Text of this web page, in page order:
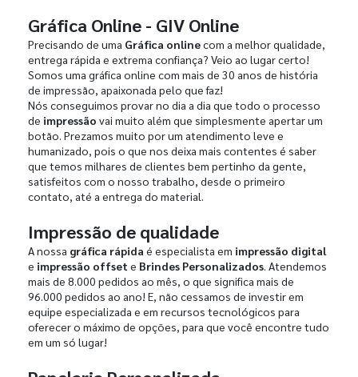
Gráfica Online - GIV Online
Precisando de uma Gráfica onlinecom a melhor qualidade,
entrega rápida e extrema confiança? Veio ao lugar certo!
Somos uma gráfica online com mais de 30 anos de história
de impressão, apaixonada pelo que faz!
Nós conseguimos provar no dia a dia que todo o processo
de impressão vai muito além que simplesmente apertar um
botão. Prezamos muito por um atendimento leve e
humanizado, pois o que nos deixa mais contentes é saber
que temos milhares de clientes bem pertinho da gente,
satisfeitos com o nosso trabalho, desde o primeiro
contato, até a entrega do material.
Impressão de qualidade
A nossa gráfica rápida é especialista em impressão digital
e impressão offset e Brindes Personalizados. Atendemos
mais de 8.000 pedidos ao mês, o que significa mais de
96.000 pedidos ao ano! E, não cessamos de investir em
equipe especializada e em recursos tecnológicos para
oferecer o máximo de opções, para que você encontre tudo
em um só lugar!